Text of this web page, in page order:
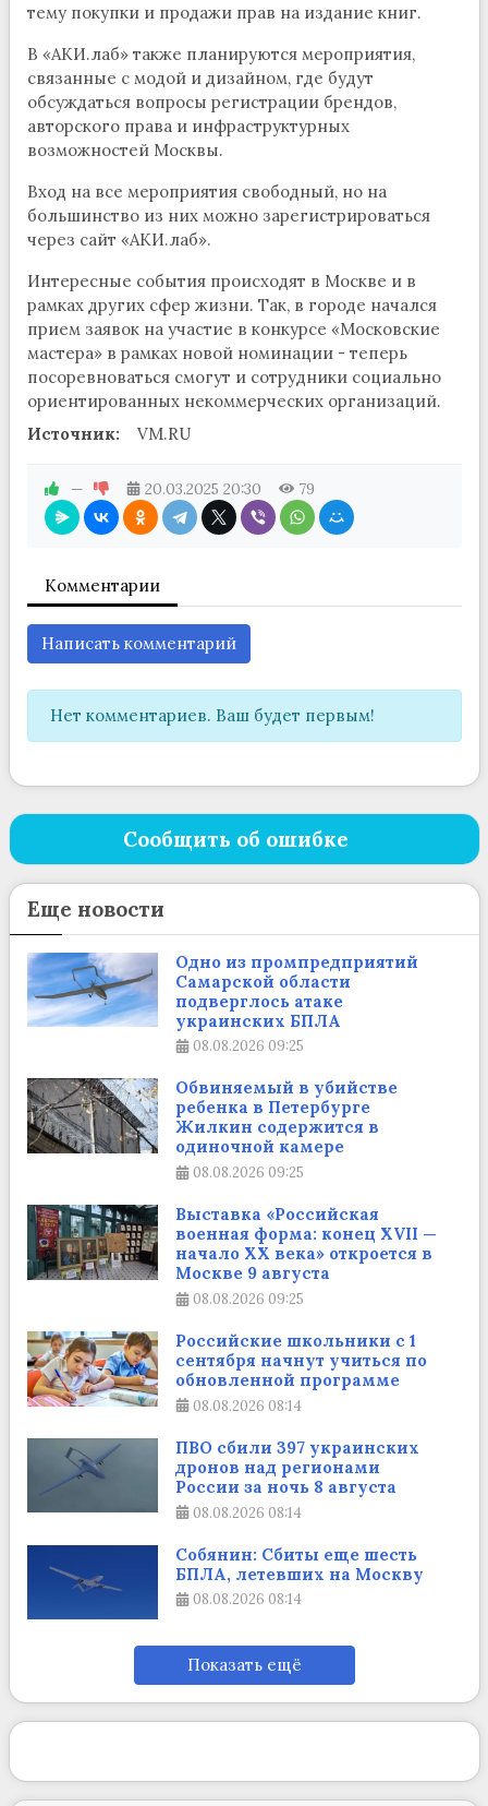
тему покупки и продажи прав на издание книг.
В «АКИ.лаб» также планируются мероприятия,
связанные с модой и дизайном, где будут
обсуждаться вопросы регистрации брендов,
авторского права и инфраструктурных
возможностей Москвы.
Вход на все мероприятия свободный, но на
большинство из них можно зарегистрироваться
через сайт «АКИ.лаб».
Интересные события происходят в Москве и в
рамках других сфер жизни. Так, в городе начался
прием заявок на участие в конкурсе «Московские
мастера» в рамках новой номинации - теперь
посоревноваться смогут и сотрудники социально
ориентированных некоммерческих организаций.
Источник:
VM.RU
— 20.03.2025 20:30 79
Комментарии
Написать комментарий
Нет комментариев. Ваш будет первым!
Сообщить об ошибке
Еще новости
Одно из промпредприятий
Самарской области
подверглось атаке
украинских БПЛА
08.08.2026 09:25
Обвиняемый в убийстве
ребенка в Петербурге
Жилкин содержится в
одиночной камере
08.08.2026 09:25
Выставка «Российская
военная форма: конец XVII —
начало XX века» откроется в
Москве 9 августа
08.08.2026 09:25
Российские школьники с 1
сентября начнут учиться по
обновленной программе
08.08.2026 08:14
ПВО сбили 397 украинских
дронов над регионами
России за ночь 8 августа
08.08.2026 08:14
Собянин: Сбиты еще шесть
БПЛА, летевших на Москву
08.08.2026 08:14
Показать ещё